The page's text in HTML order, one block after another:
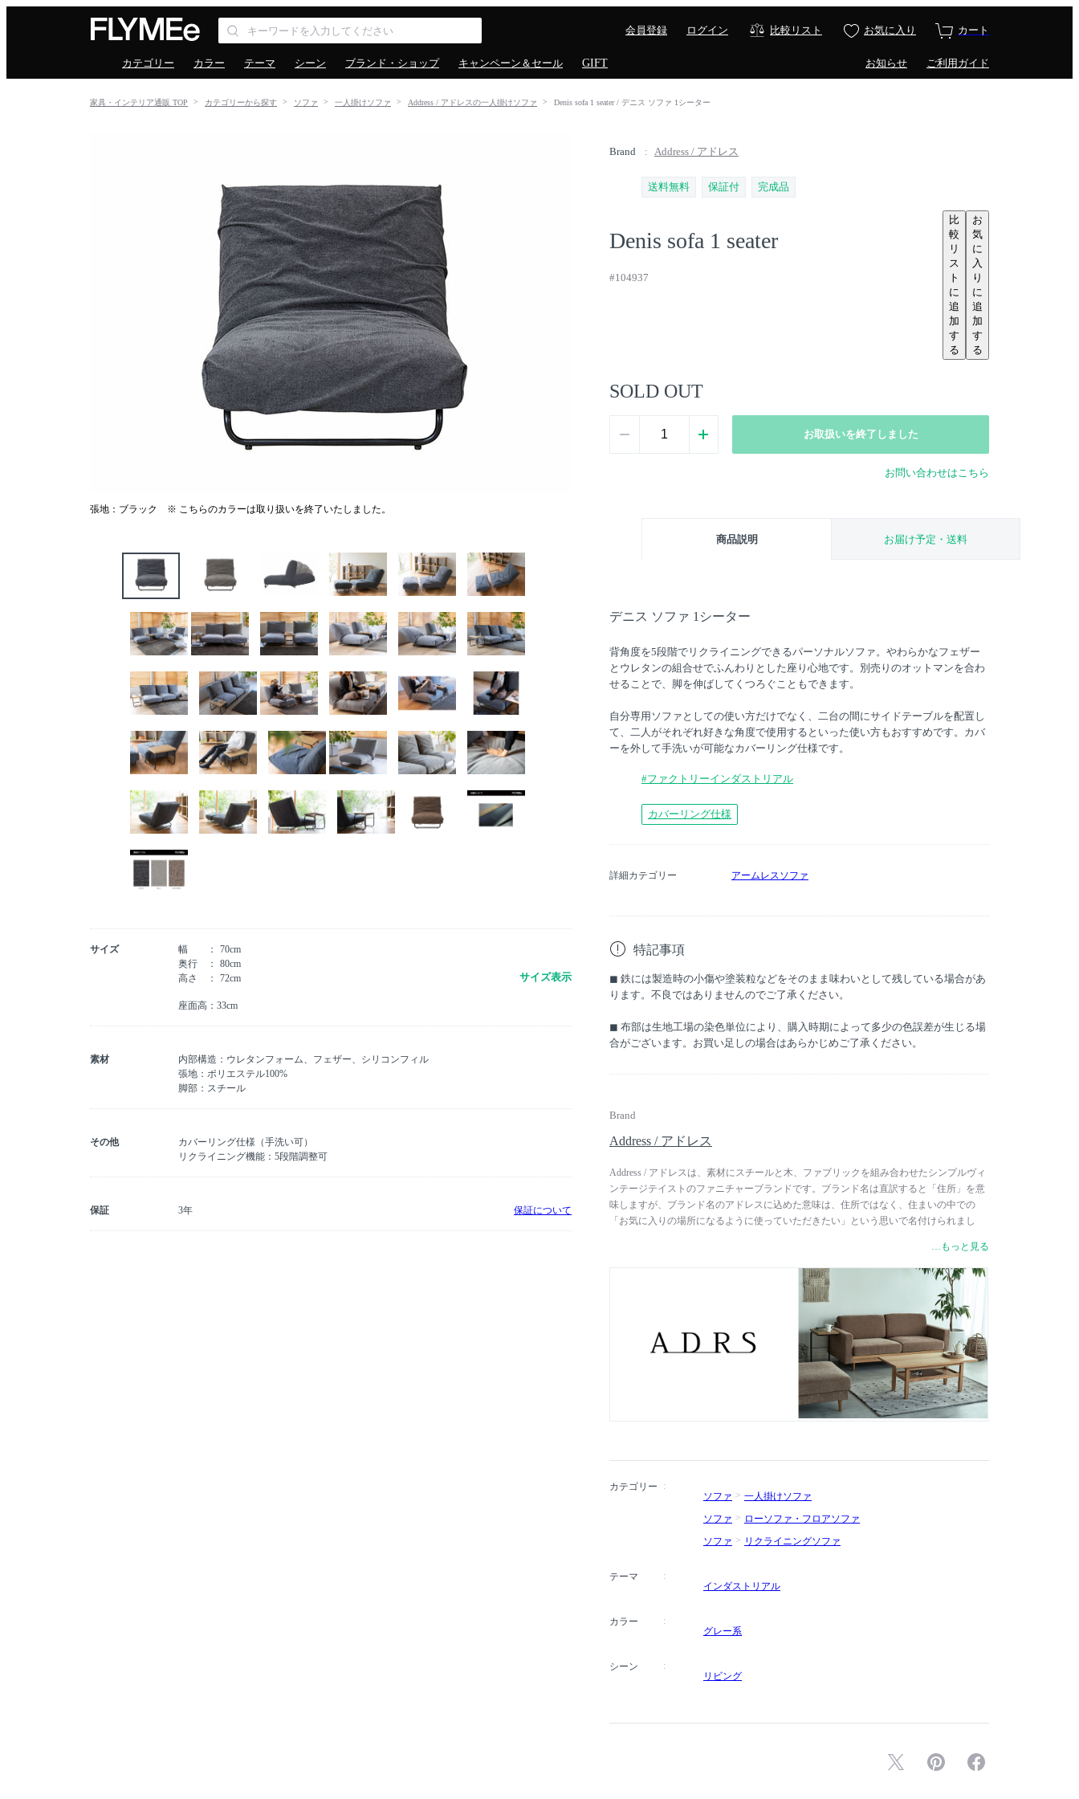
会員登録 ログイン 比較リスト お気に入り カート
カテゴリー カラー テーマ シーン ブランド・ショップ キャンペーン＆セール GIFT お知らせ ご利用ガイド
家具・インテリア通販 TOP カテゴリーから探す ソファ 一人掛けソファ Address / アドレスの一人掛けソファ Denis sofa 1 seater / デニス ソファ 1シーター
Brand Address / アドレス
送料無料 保証付 完成品
Denis sofa 1 seater
#104937
比
較
リ
ス
ト
に
追
加
す
る
お
気
に
入
り
に
追
加
す
る
SOLD OUT
お取扱いを終了しました
お問い合わせはこちら
商品説明 お届け予定・送料
デニス ソファ 1シーター
背角度を5段階でリクライニングできるパーソナルソファ。やわらかなフェザー
とウレタンの組合せでふんわりとした座り心地です。別売りのオットマンを合わ
せることで、脚を伸ばしてくつろぐこともできます。
自分専用ソファとしての使い方だけでなく、二台の間にサイドテーブルを配置し
て、二人がそれぞれ好きな角度で使用するといった使い方もおすすめです。カバ
ーを外して手洗いが可能なカバーリング仕様です。
#ファクトリーインダストリアル
カバーリング仕様
詳細カテゴリー アームレスソファ
特記事項
◼︎ 鉄には製造時の小傷や塗装粒などをそのまま味わいとして残している場合があ
ります。不良ではありませんのでご了承ください。
◼︎ 布部は生地工場の染色単位により、購入時期によって多少の色誤差が生じる場
合がございます。お買い足しの場合はあらかじめご了承ください。
Brand
Address / アドレス
Address / アドレスは、素材にスチールと木、ファブリックを組み合わせたシンプルヴィ
ンテージテイストのファニチャーブランドです。ブランド名は直訳すると「住所」を意
味しますが、ブランド名のアドレスに込めた意味は、住所ではなく、住まいの中での
「お気に入りの場所になるように使っていただきたい」という思いで名付けられまし
…もっと見る
カテゴリー
ソファ
一人掛けソファ
ソファ
ローソファ・フロアソファ
ソファ
リクライニングソファ
テーマ
インダストリアル
カラー
グレー系
シーン
リビング
張地：ブラック ※ こちらのカラーは取り扱いを終了いたしました。
サイズ 幅
70cm
奥行
80cm
高さ
72cm
座面高：33cm
サイズ表示
素材
内部構造：ウレタンフォーム、フェザー、シリコンフィル
張地：ポリエステル100%
脚部：スチール
その他
カバーリング仕様（手洗い可）
リクライニング機能：5段階調整可
保証 3年 保証について